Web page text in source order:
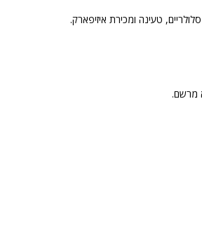
טעינה ומכירת איזיפארק.
מרשם.